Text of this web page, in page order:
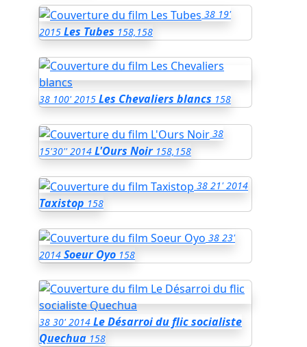
38 19'
2015 Les Tubes 158,158
38 100' 2015 Les Chevaliers blancs 158
38
15'30'' 2014 L'Ours Noir 158,158
38 21' 2014
Taxistop 158
38 23'
2014 Soeur Oyo 158
38 30' 2014 Le Désarroi du flic socialiste
Quechua 158